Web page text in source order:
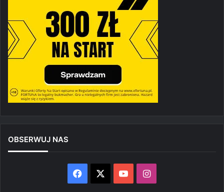
OBSERWUJ NAS
Facebook YouTubeInstagram